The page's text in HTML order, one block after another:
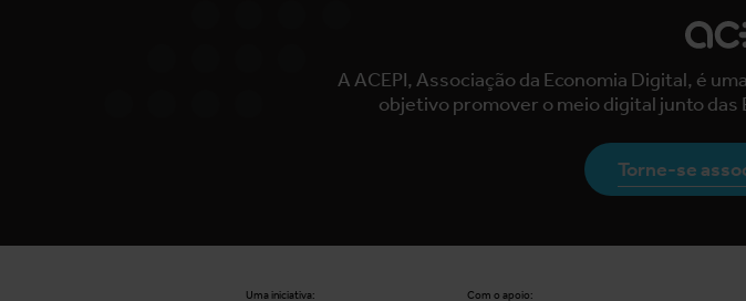
A ACEPI, Associação da Economia Digital, é
objetivo promover o meio digital junto das
Torne-se
Uma iniciativa: Com o apoio: